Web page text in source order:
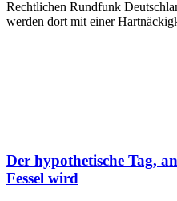
Rechtlichen Rundfunk
werden dort mit einer
Der hypothetische Tag,
Fessel wird